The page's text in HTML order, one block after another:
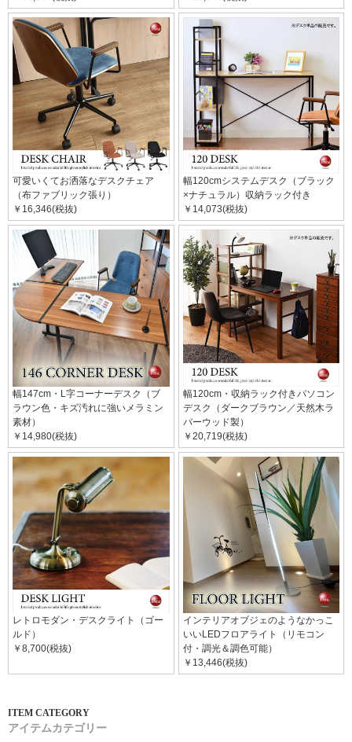
可愛いくてお洒落なデスクチェア
（布ファブリック張り）
￥16,346(税抜)
幅120cmシステムデスク（ブラック
×ナチュラル）収納ラック付き
￥14,073(税抜)
幅147cm・L字コーナーデスク（ブ
ラウン色・キズ汚れに強いメラミン
素材）
￥14,980(税抜)
幅120cm・収納ラック付きパソコン
デスク（ダークブラウン／天然木ラ
バーウッド製）
￥20,719(税抜)
レトロモダン・デスクライト（ゴー
ルド）
￥8,700(税抜)
インテリアオブジェのようなかっこ
いいLEDフロアライト（リモコン
付・調光＆調色可能）
￥13,446(税抜)
アイテムカテゴリー